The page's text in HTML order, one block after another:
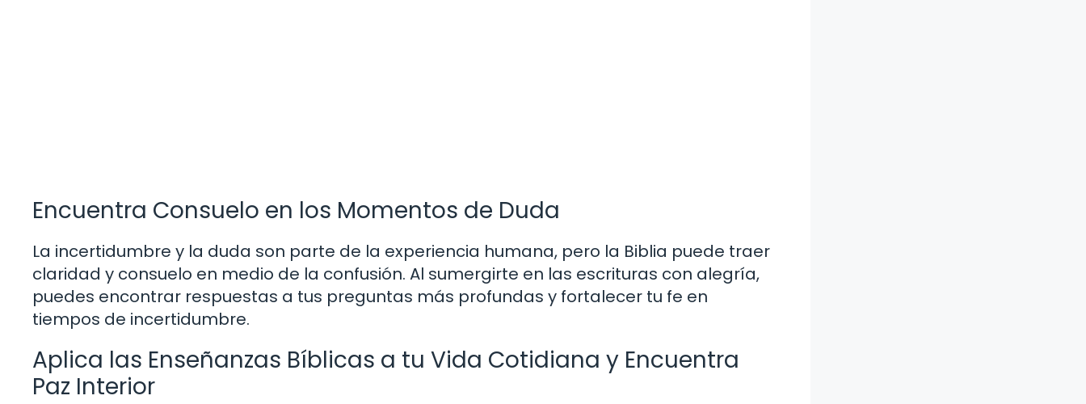
Encuentra Consuelo en los Momentos de Duda
La incertidumbre y la duda son parte de la experiencia humana, pero la Biblia puede traer
claridad y consuelo en medio de la confusión. Al sumergirte en las escrituras con alegría,
puedes encontrar respuestas a tus preguntas más profundas y fortalecer tu fe en
tiempos de incertidumbre.
Aplica las Enseñanzas Bíblicas a tu Vida Cotidiana y Encuentra
Paz Interior